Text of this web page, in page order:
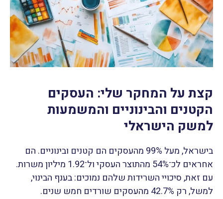
קצת על המחקר שלי: העסקים
הקטנים והבינוניים והמשמעות
למשק הישראלי
בישראל, מעל 99% מהעסקים הם קטנים ובינוניים. הם
אחראים לכ־54% מהתוצר העסקי ול־1.92 מיליון משרות.
עם זאת, סיכויי השרידות שלהם נמוכים: בענף הבינוי,
למשל, רק 42.7% מהעסקים שורדים חמש שנים.